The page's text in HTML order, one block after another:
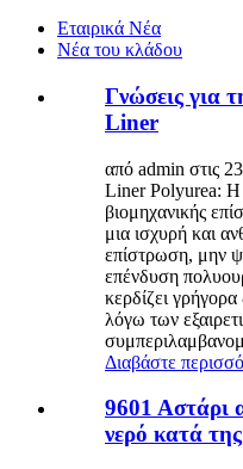
Εταιρικά Νέα
Νέα του κλάδου
Γνώσεις για
Liner
από admin στις
Liner Polyurea: Η
βιομηχανικής
μια ισχυρή και
επίστρωση, μην
επένδυση
κερδίζει
λόγω των
Διαβάστε
9601 Αστάρι
νερό κατά